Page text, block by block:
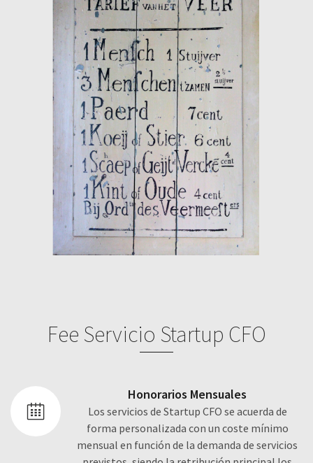
Fee Servicio Startup CFO
Honorarios Mensuales
Los servicios de Startup CFO se acuerda de
forma personalizada con un coste mínimo
mensual en función de la demanda de servicios